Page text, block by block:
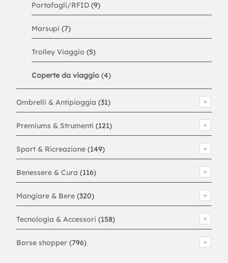
Portafogli/RFID (9)
Marsupi (7)
Trolley Viaggio (5)
Coperte da viaggio (4)
Ombrelli & Antipioggia (31)
Premiums & Strumenti (121)
Sport & Ricreazione (149)
Benessere & Cura (116)
Mangiare & Bere (320)
Tecnologia & Accessori (158)
Borse shopper (796)